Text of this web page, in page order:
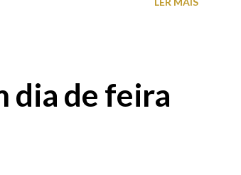
olhos: A história/lenda de
jovem italiana venerada
dia de feira